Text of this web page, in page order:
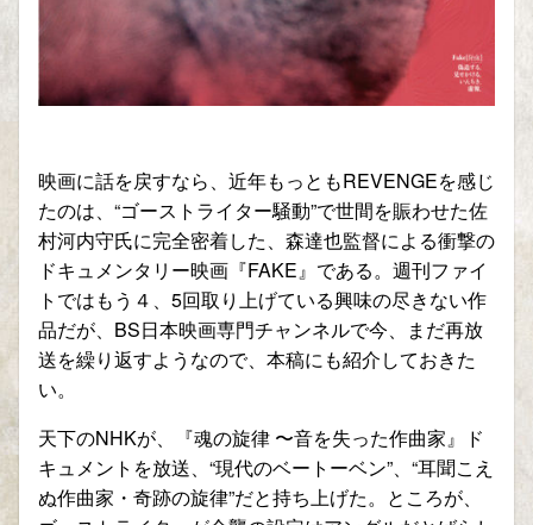
映画に話を戻すなら、近年もっともREVENGEを感じ
たのは、“ゴーストライター騒動”で世間を賑わせた佐
村河内守氏に完全密着した、森達也監督による衝撃の
ドキュメンタリー映画『FAKE』である。週刊ファイ
トではもう４、5回取り上げている興味の尽きない作
品だが、BS日本映画専門チャンネルで今、まだ再放
送を繰り返すようなので、本稿にも紹介しておきた
い。
天下のNHKが、『魂の旋律 〜音を失った作曲家』ド
キュメントを放送、“現代のベートーベン”、“耳聞こえ
ぬ作曲家・奇跡の旋律”だと持ち上げた。ところが、